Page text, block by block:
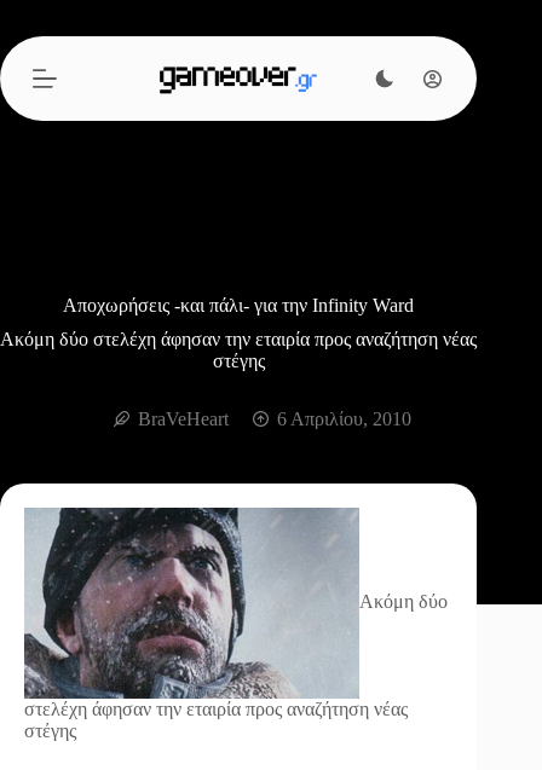
περιεχόμενο
Απoχωρήσεις -και πάλι- για την Infinity Ward
Ακόμη δύο στελέχη άφησαν την εταιρία προς αναζήτηση νέας
στέγης
BraVeHeart 6 Απριλίου, 2010
Ακόμη δύο
στελέχη άφησαν την εταιρία προς αναζήτηση νέας
στέγης